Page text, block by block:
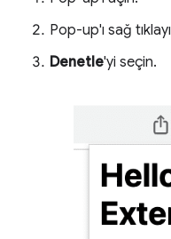
Pop-up'ı sağ
Denetle'yi seçin.